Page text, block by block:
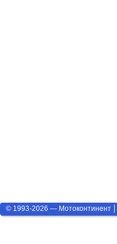
© 1993-2026 — Мотоконтинент